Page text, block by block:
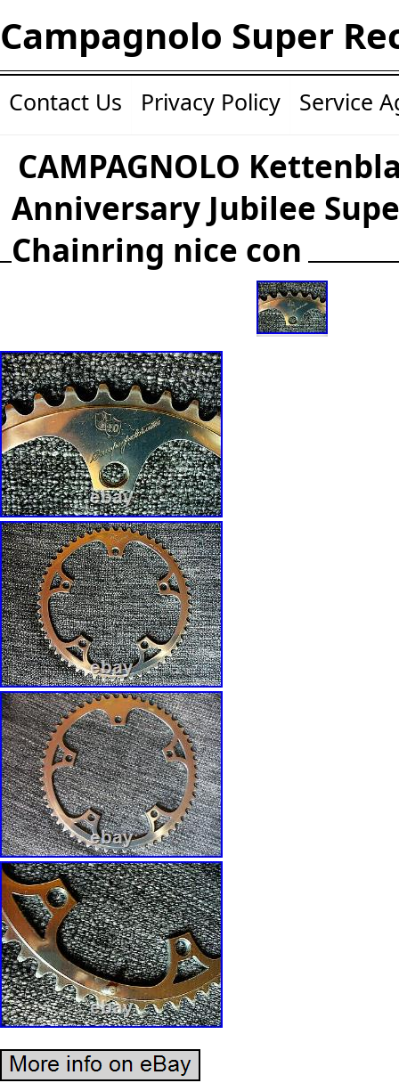
Campagnolo Super
Contact Us Privacy Policy Service
CAMPAGNOLO
Anniversary Jubilee
Chainring nice con